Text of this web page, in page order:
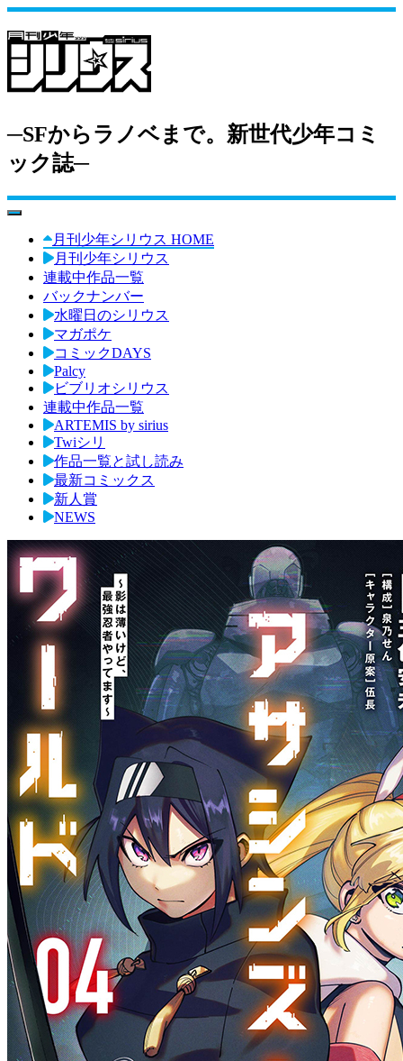
─SFからラノベまで。新世代少年コミ
ック誌─
toggle navigation
月刊少年シリウス HOME
月刊少年シリウス
連載中作品一覧
バックナンバー
水曜日のシリウス
マガポケ
コミックDAYS
Palcy
ビブリオシリウス
連載中作品一覧
ARTEMIS by sirius
Twiシリ
作品一覧と試し読み
最新コミックス
新人賞
NEWS